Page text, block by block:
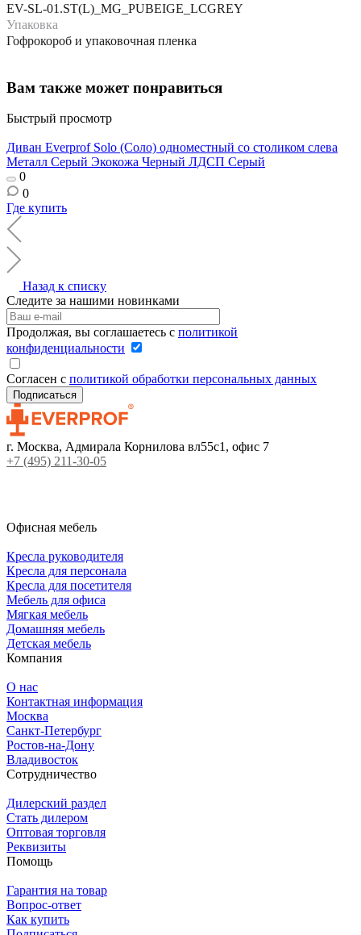
EV-SL-01.ST(L)_MG_PUBEIGE_LСGREY
Упаковка
Гофрокороб и упаковочная пленка
Вам также может понравиться
Быстрый просмотр
Диван Everprof Solo (Соло) одноместный со столиком слева
Металл Серый Экокожа Черный ЛДСП Серый
0
0
Где купить
Назад к списку
Следите за нашими новинками
Продолжая, вы соглашаетесь с политикой
конфиденциальности
Согласен с политикой обработки персональных данных
г. Москва, Адмирала Корнилова вл55с1, офис 7
+7 (495) 211-30-05
Офисная мебель
Кресла руководителя
Кресла для персонала
Кресла для посетителя
Мебель для офиса
Мягкая мебель
Домашняя мебель
Детская мебель
Компания
О нас
Контактная информация
Москва
Санкт-Петербург
Ростов-на-Дону
Владивосток
Сотрудничество
Дилерский раздел
Стать дилером
Оптовая торговля
Реквизиты
Помощь
Гарантия на товар
Вопрос-ответ
Как купить